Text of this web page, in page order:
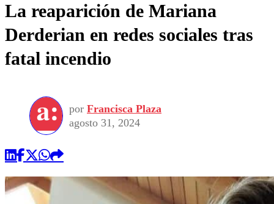
La reaparición de Mariana
Derderian en redes sociales tras
fatal incendio
por Francisca Plaza
agosto 31, 2024